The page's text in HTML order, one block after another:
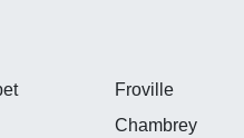
Froville
Chambrey